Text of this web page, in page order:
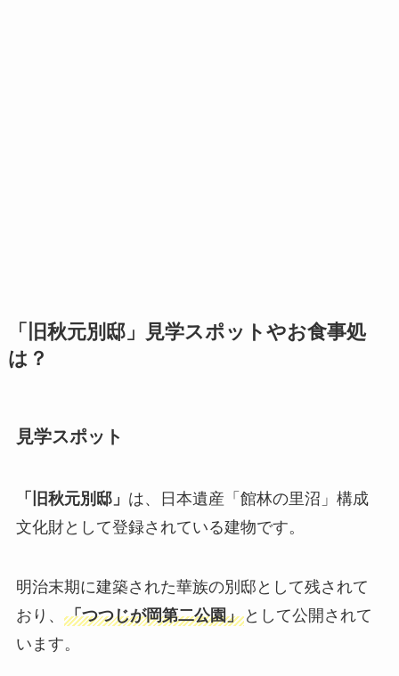
「旧秋元別邸」見学スポットやお食事処
は？
見学スポット
「旧秋元別邸」 は、日本遺産「館林の里沼」構成
文化財として登録されている建物です。
明治末期に建築された華族の別邸として残されて
おり、 「つつじが岡第二公園」として公開されて
います。